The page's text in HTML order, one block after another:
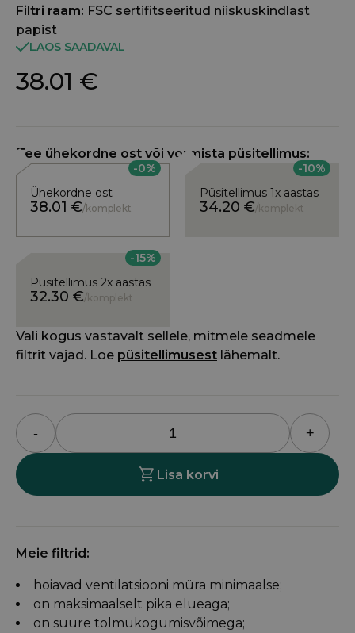
Filtri raam: FSC sertifitseeritud niiskuskindlast
papist
LAOS SAADAVAL
38.01 €
Tee ühekordne ost või vormista püsitellimus:
-0%
Ühekordne ost
38.01 €/komplekt
-10%
Püsitellimus 1x aastas
34.20 €/komplekt
-15%
Püsitellimus 2x aastas
32.30 €/komplekt
Vali kogus vastavalt sellele, mitmele seadmele
filtrit vajad. Loe püsitellimusest lähemalt.
-
Domekt
CF
700
+
Lisa korvi
Meie filtrid:
hoiavad ventilatsiooni müra minimaalse;
on maksimaalselt pika elueaga;
on suure tolmukogumisvõimega;